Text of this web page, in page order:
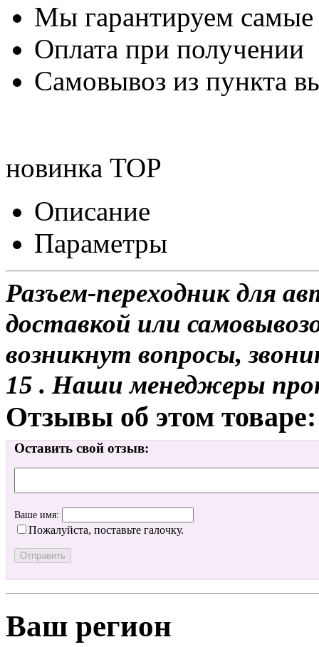
Мы гарантируем
Оплата при получении
Самовывоз из пункта
новинка TOP
Описание
Параметры
Разъем-переходник для
доставкой или
возникнут вопросы,
15 . Наши менеджеры
Отзывы об этом товаре:
Оставить свой отзыв:
Ваше имя:
Пожалуйста, поставьте галочку.
Ваш регион